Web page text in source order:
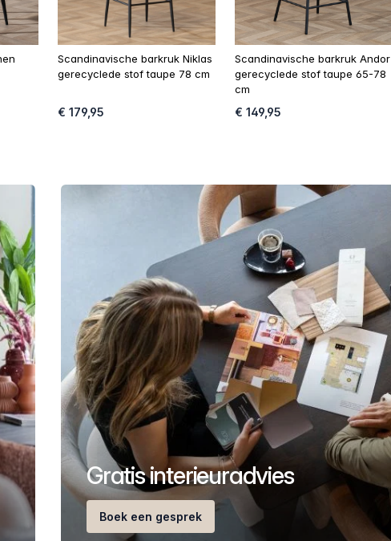
Scandinavische barkruk Niklas
gerecyclede stof taupe 78 cm
€ 179,95
Scandinavische barkruk Andor
gerecyclede stof taupe 65-78
cm
€ 149,95
Gratis interieuradvies
Boek een gesprek